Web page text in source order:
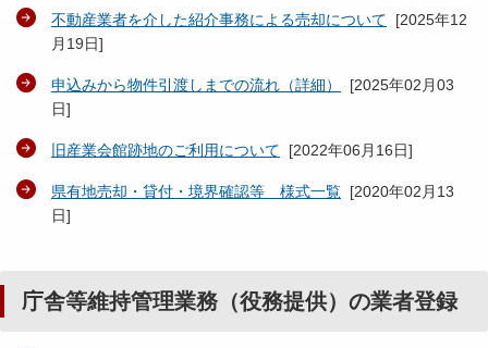
不動産業者を介した紹介事務による売却について [2025年12
月19日]
申込みから物件引渡しまでの流れ（詳細） [2025年02月03
日]
旧産業会館跡地のご利用について [2022年06月16日]
県有地売却・貸付・境界確認等 様式一覧 [2020年02月13
日]
庁舎等維持管理業務（役務提供）の業者登録